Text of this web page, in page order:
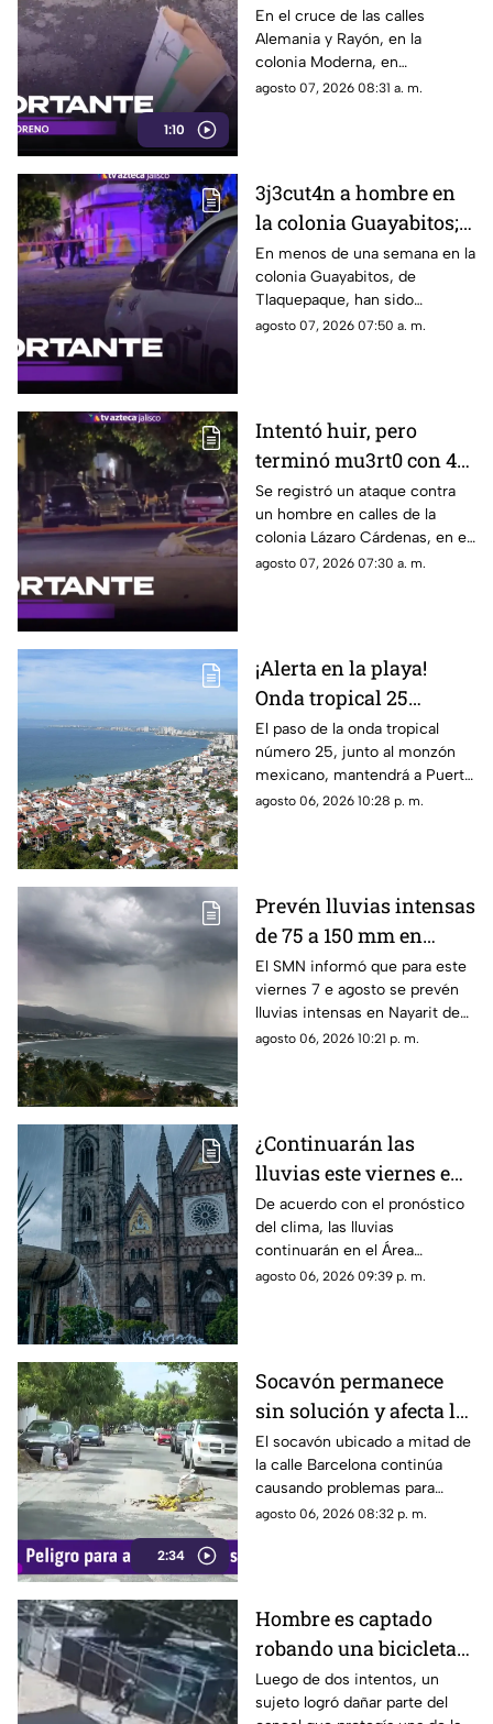
1:10
más transitadas de la
colonia Moderna
En el cruce de las calles
Alemania y Rayón, en la
colonia Moderna, en
Guadalajara, se abrió un
agosto 07, 2026 08:31 a. m.
3j3cut4n a hombre en
la colonia Guayabitos;
es el segundo caso en
menos de una semana
En menos de una semana en la
colonia Guayabitos, de
Tlaquepaque, han sido
asesinados dos hombres
agosto 07, 2026 07:50 a. m.
Intentó huir, pero
terminó mu3rt0 con 4
b4l4z05 en Lázaro
Cárdenas
Se registró un ataque contra
un hombre en calles de la
colonia Lázaro Cárdenas, en el
municipio de Guadalajara
agosto 07, 2026 07:30 a. m.
¡Alerta en la playa!
Onda tropical 25
desatará lluvias
intensas y tormentas
en Puerto Vallarta
El paso de la onda tropical
número 25, junto al monzón
mexicano, mantendrá a Puerto
Vallarta bajo un temporal de
agosto 06, 2026 10:28 p. m.
Prevén lluvias intensas
de 75 a 150 mm en
Nayarit este viernes 7
de agosto
El SMN informó que para este
viernes 7 e agosto se prevén
lluvias intensas en Nayarit de
75 a 150 mm
agosto 06, 2026 10:21 p. m.
¿Continuarán las
lluvias este viernes en
Guadalajara? Este es el
pronóstico del clima
hoy 7 de agosto
De acuerdo con el pronóstico
del clima, las lluvias
continuarán en el Área
Metropolitana de Guadalajara
agosto 06, 2026 09:39 p. m.
2:34
Socavón permanece
sin solución y afecta la
circulación en calle
Barcelona
El socavón ubicado a mitad de
la calle Barcelona continúa
causando problemas para
quienes circulan por la zona,
agosto 06, 2026 08:32 p. m.
Hombre es captado
robando una bicicleta
al ingresar a cochera
ajena en calle Rancho
Luego de dos intentos, un
sujeto logró dañar parte del